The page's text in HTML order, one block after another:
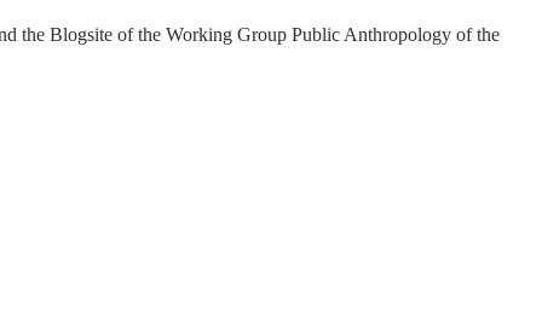
the Blogsite of the Working Group Public Anthropology of the